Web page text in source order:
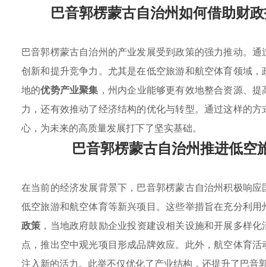
巴音郭楞蒙古自治州如何借助财
巴音郭楞蒙古自治州的产业发展受到政策的强力推动。通
创新和提升竞争力。尤其是在低空旅游和航空体育领域
地的优势产业聚集 ，州内企业能够更有效地整合资源、
力，还有效推动了经济结构的优化与转型。通过这样的
心，为未来的高质量发展打下了坚实基础。
巴音郭楞蒙古自治州推进低空
在当前的经济发展背景下，巴音郭楞蒙古自治州积极响应
低空旅游和航空体育等新兴项目。这些举措旨在充分利
政策 ，当地政府鼓励企业投资建设相关设施和开展多样
点，推出空中观光项目形成品牌效应。此外，航空体育
注入新的活力。此举不仅优化了产业结构，还提升了巴音